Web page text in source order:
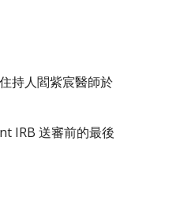
持人閻紫宸醫師於
IRB 送審前的最後